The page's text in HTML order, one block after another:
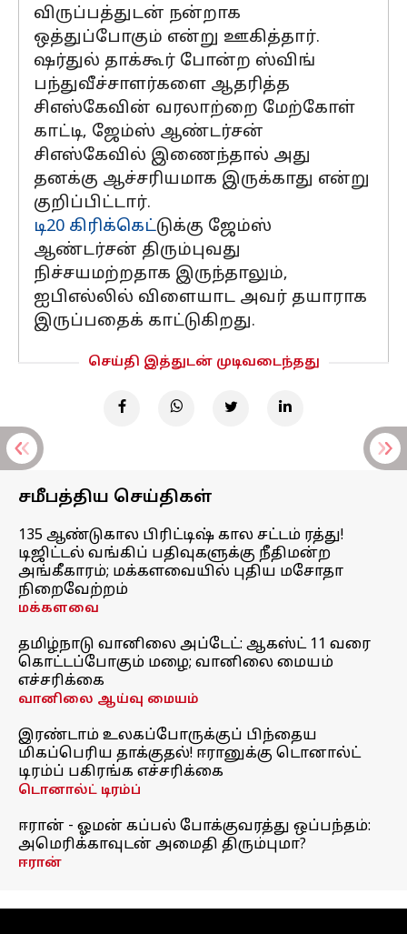
விருப்பத்துடன் நன்றாக
ஒத்துப்போகும் என்று ஊகித்தார்.
ஷர்துல் தாக்கூர் போன்ற ஸ்விங்
பந்துவீச்சாளர்களை ஆதரித்த
சிஎஸ்கேவின் வரலாற்றை மேற்கோள்
காட்டி, ஜேம்ஸ் ஆண்டர்சன்
சிஎஸ்கேவில் இணைந்தால் அது
தனக்கு ஆச்சரியமாக இருக்காது என்று
குறிப்பிட்டார்.
டி20 கிரிக்கெட்டுக்கு ஜேம்ஸ்
ஆண்டர்சன் திரும்புவது
நிச்சயமற்றதாக இருந்தாலும்,
ஐபிஎல்லில் விளையாட அவர் தயாராக
இருப்பதைக் காட்டுகிறது.
செய்தி இத்துடன் முடிவடைந்தது
சமீபத்திய செய்திகள்
135 ஆண்டுகால பிரிட்டிஷ் கால சட்டம் ரத்து!
டிஜிட்டல் வங்கிப் பதிவுகளுக்கு நீதிமன்ற
அங்கீகாரம்; மக்களவையில் புதிய மசோதா
நிறைவேற்றம்
மக்களவை
தமிழ்நாடு வானிலை அப்டேட்: ஆகஸ்ட் 11 வரை
கொட்டப்போகும் மழை; வானிலை மையம்
எச்சரிக்கை
வானிலை ஆய்வு மையம்
இரண்டாம் உலகப்போருக்குப் பிந்தைய
மிகப்பெரிய தாக்குதல்! ஈரானுக்கு டொனால்ட்
டிரம்ப் பகிரங்க எச்சரிக்கை
டொனால்ட் டிரம்ப்
ஈரான் - ஓமன் கப்பல் போக்குவரத்து ஒப்பந்தம்:
அமெரிக்காவுடன் அமைதி திரும்புமா?
ஈரான்